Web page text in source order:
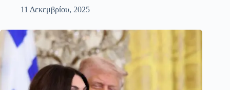
11 Δεκεμβρίου, 2025